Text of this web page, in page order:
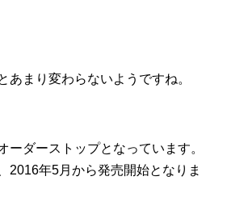
あまり変わらないようですね。
ーダーストップとなっています。
年5月から発売開始となりま